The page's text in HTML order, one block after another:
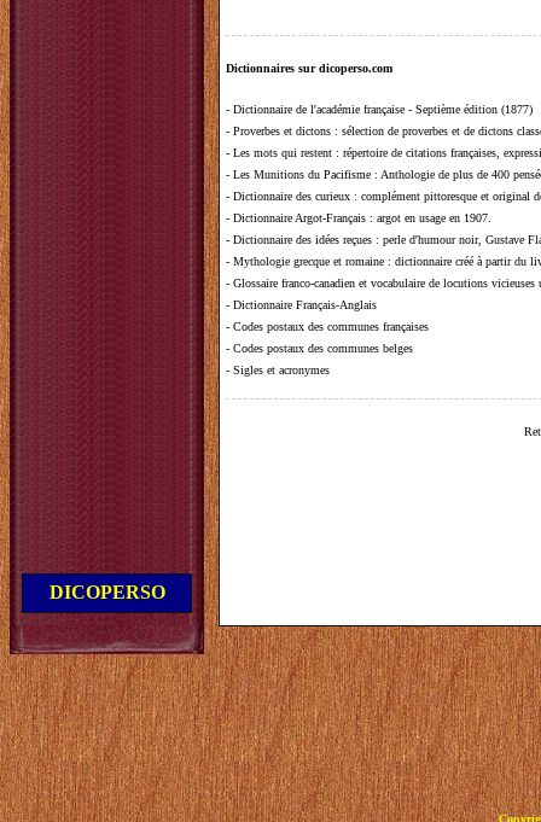
DICOPERSO
Dictionnaires sur dicoperso.com
- Dictionnaire de l'académie française - Septième édition (1877)
- Proverbes et dictons : sélection de proverbes et de dictons
- Les mots qui restent : répertoire de citations françaises,
- Les Munitions du Pacifisme : Anthologie de plus de 400
- Dictionnaire des curieux : complément pittoresque et original
- Dictionnaire Argot-Français : argot en usage en 1907.
- Dictionnaire des idées reçues : perle d'humour noir, Gustave
- Mythologie grecque et romaine : dictionnaire créé à partir du
- Glossaire franco-canadien et vocabulaire de locutions vicieuses
- Dictionnaire Français-Anglais
- Codes postaux des communes françaises
- Codes postaux des communes belges
- Sigles et acronymes